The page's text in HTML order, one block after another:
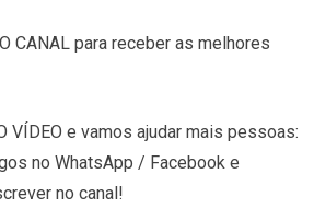
CANAL para receber as melhores
VÍDEO e vamos ajudar mais pessoas:
no WhatsApp / Facebook e
no canal!